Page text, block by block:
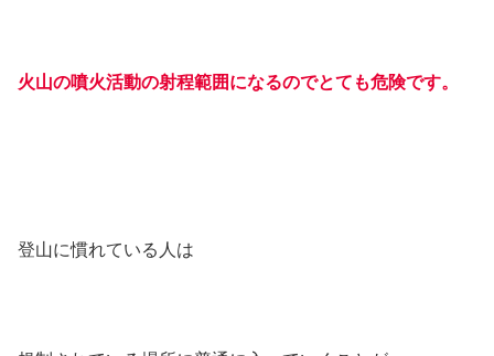
火山の噴火活動の射程範囲になるのでとても危険です。
登山に慣れている人は